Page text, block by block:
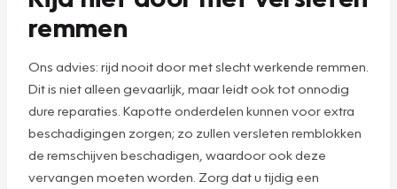
remmen
Ons advies: rijd nooit door met slecht werkende remmen.
Dit is niet alleen gevaarlijk, maar leidt ook tot onnodig
dure reparaties. Kapotte onderdelen kunnen voor extra
beschadigingen zorgen; zo zullen versleten remblokken
de remschijven beschadigen, waardoor ook deze
vervangen moeten worden. Zorg dat u tijdig een